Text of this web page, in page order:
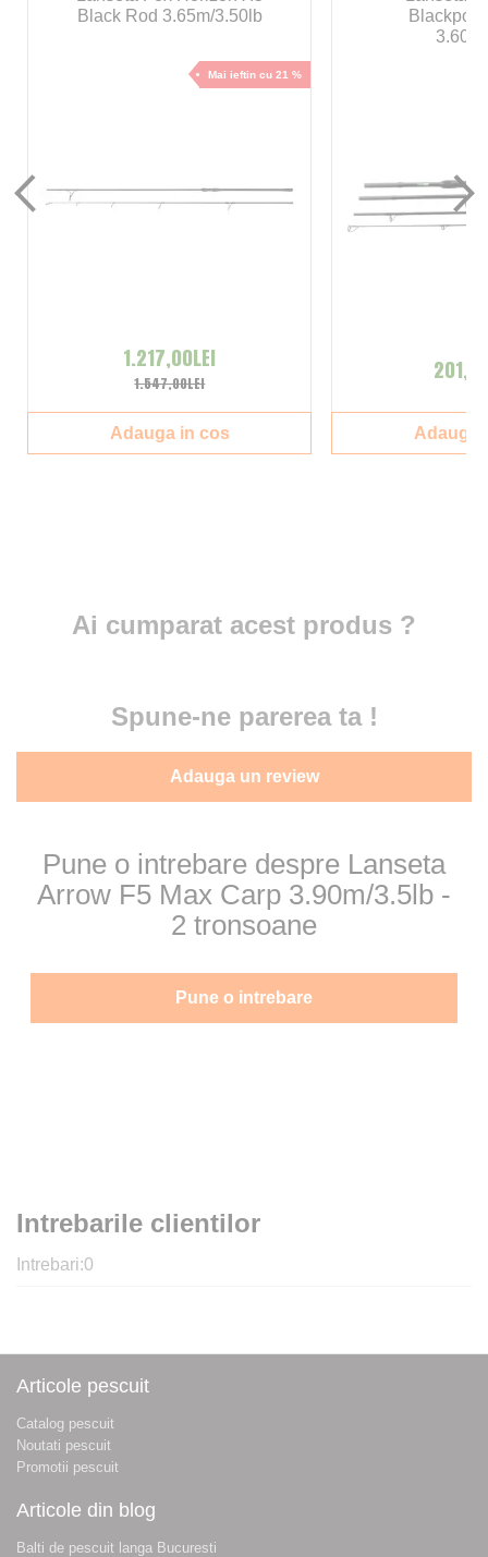
Ai cumparat acest produs ?
Spune-ne parerea ta !
Adauga un review
Intrebarile clientilor
Intrebari:0
Pune o intrebare despre Lanseta
Arrow F5 Max Carp 3.90m/3.5lb -
2 tronsoane
Pune o intrebare
Black Rod 3.65m/3.50lb
Mai ieftin cu 21 %
1.547,00LEI
1.217,00LEI
Adauga in cos Adauga
Articole pescuit
Catalog pescuit
Noutati pescuit
Promotii pescuit
Articole din blog
Balti de pescuit langa Bucuresti